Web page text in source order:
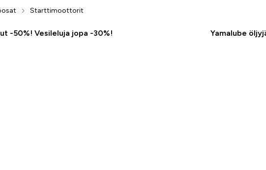
Starttimoottorit
-50%! Vesileluja jopa -30%! Yamalube